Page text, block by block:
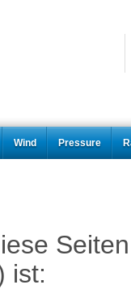
Wind Pressure
ist: